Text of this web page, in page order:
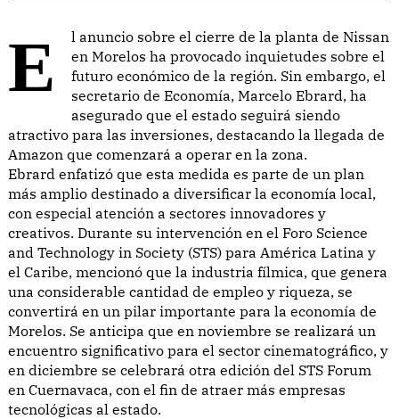
El anuncio sobre el cierre de la planta de Nissan
en Morelos ha provocado inquietudes sobre el
futuro económico de la región. Sin embargo, el
secretario de Economía, Marcelo Ebrard, ha
asegurado que el estado seguirá siendo
atractivo para las inversiones, destacando la llegada de
Amazon que comenzará a operar en la zona.
Ebrard enfatizó que esta medida es parte de un plan
más amplio destinado a diversificar la economía local,
con especial atención a sectores innovadores y
creativos. Durante su intervención en el Foro Science
and Technology in Society (STS) para América Latina y
el Caribe, mencionó que la industria fílmica, que genera
una considerable cantidad de empleo y riqueza, se
convertirá en un pilar importante para la economía de
Morelos. Se anticipa que en noviembre se realizará un
encuentro significativo para el sector cinematográfico, y
en diciembre se celebrará otra edición del STS Forum
en Cuernavaca, con el fin de atraer más empresas
tecnológicas al estado.